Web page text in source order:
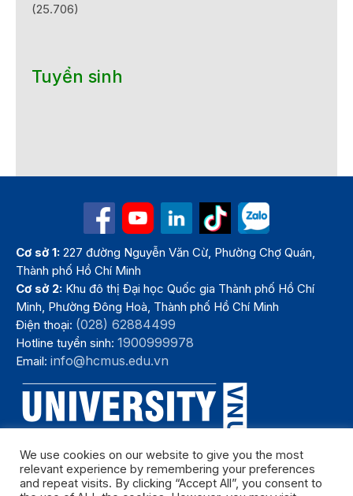
(25.706)
Tuyển sinh
Cơ sở 1: 227 đường Nguyễn Văn Cừ, Phường Chợ Quán,
Thành phố Hồ Chí Minh
Cơ sở 2: Khu đô thị Đại học Quốc gia Thành phố Hồ Chí
Minh, Phường Đông Hoà, Thành phố Hồ Chí Minh
Điện thoại: (028) 62884499
Hotline tuyển sinh:1900999978
Email:info@hcmus.edu.vn
We use cookies on our website to give you the most
relevant experience by remembering your preferences
and repeat visits. By clicking “Accept All”, you consent to